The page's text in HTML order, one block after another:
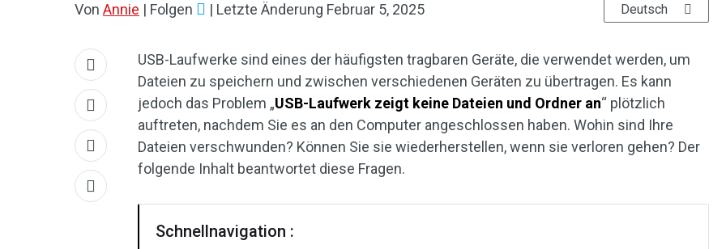
Von Annie | Folgen | Letzte Änderung Februar 5, 2025 Deutsch
USB-Laufwerke sind eines der häufigsten tragbaren Geräte, die verwendet werden, um
Dateien zu speichern und zwischen verschiedenen Geräten zu übertragen. Es kann
jedoch das Problem „USB-Laufwerk zeigt keine Dateien und Ordner an“ plötzlich
auftreten, nachdem Sie es an den Computer angeschlossen haben. Wohin sind Ihre
Dateien verschwunden? Können Sie sie wiederherstellen, wenn sie verloren gehen? Der
folgende Inhalt beantwortet diese Fragen.
Schnellnavigation :